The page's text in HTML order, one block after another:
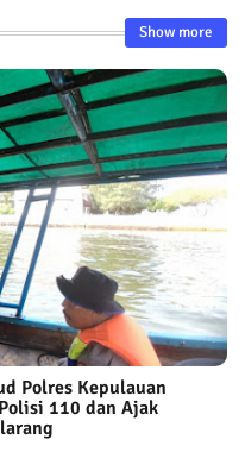
Show more
Polres Kepulauan
110 dan Ajak